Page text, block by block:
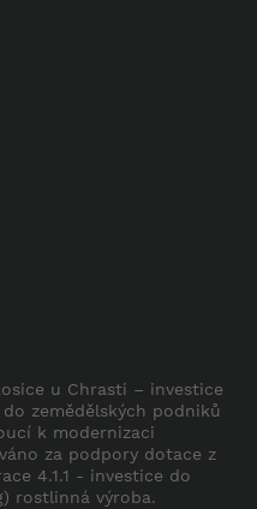
u Chrasti – investice
zemědělských podniků
k modernizaci
za podpory dotace z
4.1.1 - investice do
rostlinná výroba.